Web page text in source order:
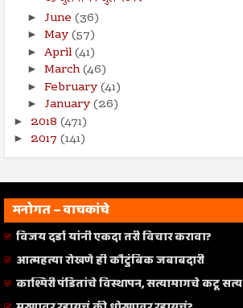
► June (36)
► May(57)
► April(41)
► March(46)
► February(41)
► January(26)
► 2018 (471)
► 2017 (141)
मनोगत – वाचकांचे
विजय दर्डा यांनी एकदा तरी विचार करावा?
आत्महत्या रोखणे ही कौटुंबिक जबाबदारी
काश्मिरी पंडितांचे विस्थापन, सत्यामागचे कटू सत्य